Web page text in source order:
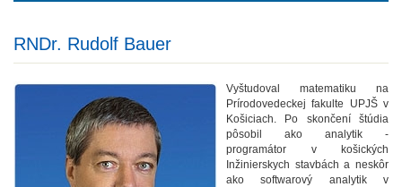
RNDr. Rudolf Bauer
Vyštudoval matematiku na
Prírodovedeckej fakulte UPJŠ v
Košiciach. Po skončení štúdia
pôsobil ako analytik -
programátor v košických
Inžinierskych stavbách a neskôr
ako softwarový analytik v